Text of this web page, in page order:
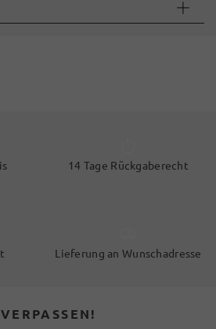
14 Tage Rückgaberecht
Lieferung an Wunschadresse